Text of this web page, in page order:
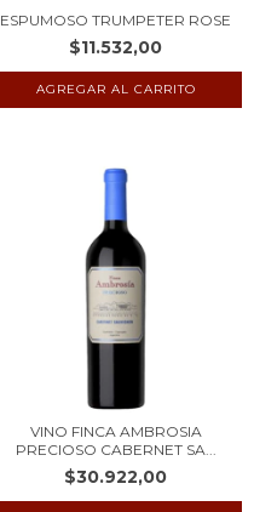
ESPUMOSO TRUMPETER ROSE
$11.532,00
VINO FINCA AMBROSIA
PRECIOSO CABERNET SA...
$30.922,00